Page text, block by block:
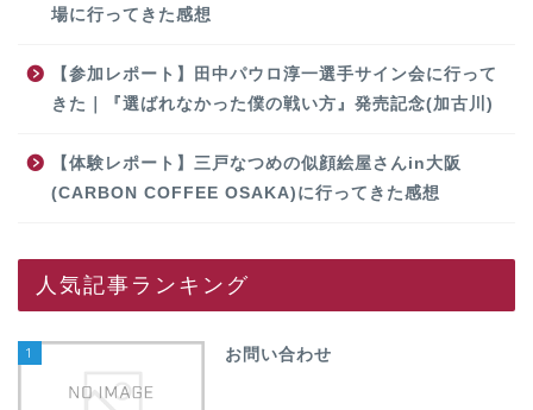
場に行ってきた感想
【参加レポート】田中パウロ淳一選手サイン会に行って
きた｜『選ばれなかった僕の戦い方』発売記念(加古川)
【体験レポート】三戸なつめの似顔絵屋さんin大阪
(CARBON COFFEE OSAKA)に行ってきた感想
人気記事ランキング
1 お問い合わせ